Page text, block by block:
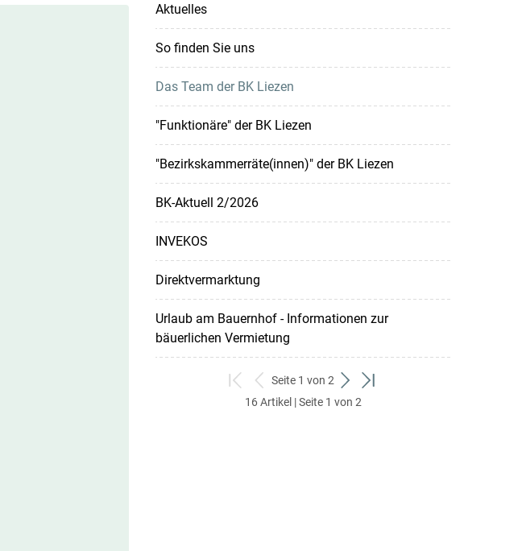
Aktuelles
So finden Sie uns
Das Team der BK Liezen
"Funktionäre" der BK Liezen
"Bezirkskammerräte(innen)" der BK Liezen
BK-Aktuell 2/2026
INVEKOS
Direktvermarktung
Urlaub am Bauernhof - Informationen zur
bäuerlichen Vermietung
zum
ersten
zurück
zum
Seite 1 von 2
weiter
zum
zum
16 Artikel | Seite 1 von 2